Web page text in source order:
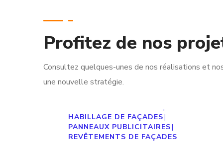
Profitez de nos
Consultez quelques-unes de nos réalisations et
une nouvelle stratégie.
Panneau Publicitaire
lumineux en Relief &
Habillage Façade YILDA
HABILLAGE DE FAÇADES|
PANNEAUX PUBLICITAIRES|
REVÊTEMENTS DE FAÇADES